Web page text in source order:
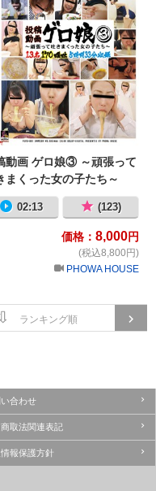
動画 ゲロ娘③ ～頑張って
まくった女の子たち～
02:13 (123)
価格： 8,000円
(税込8,800円)
PHOWA HOUSE
合わせ
取法関連表記
報保護方針